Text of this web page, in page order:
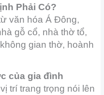
Phải Có?
văn hóa Á Đông,
gỗ cổ, nhà thờ tổ,
gian thờ, hoành
của gia đình
trí trang trọng nói lên